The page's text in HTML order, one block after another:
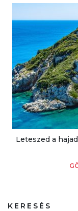
Leteszed a
KERESÉS